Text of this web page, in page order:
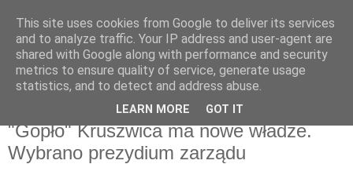
piątek, 2 sierpnia 2019
"Gopło" Kruszwica ma nowe władze.
Wybrano prezydium zarządu
This site uses cookies from Google to deliver its services
and to analyze traffic. Your IP address and user-agent are
shared with Google along with performance and security
metrics to ensure quality of service, generate usage
statistics, and to detect and address abuse.
LEARN MORE GOT IT